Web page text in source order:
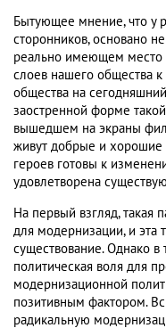
Бытующее мнение, что у
сторонников, основано
реально имеющем место
слоев нашего общества
общества на
заостренной форме
вышедшем на экраны
живут добрые и хорошие
героев готовы к
удовлетворена
На первый взгляд, такая
для модернизации, и эта
существование. Однако в
политическая воля для
модернизационной
позитивным фактором.
радикальную